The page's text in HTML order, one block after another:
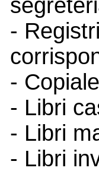
-
-
- Libri
- Libri
- Libri